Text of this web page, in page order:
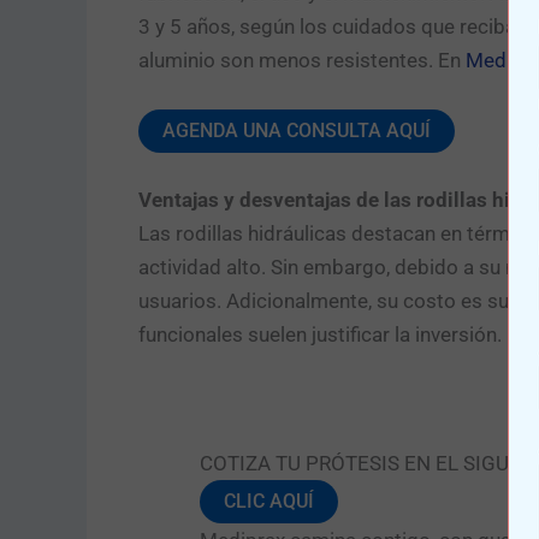
3 y 5 años, según los cuidados que reciba
aluminio son menos resistentes. En
AGENDA UNA CONSULTA AQUÍ
Ventajas y desventajas de las rodillas
Las rodillas hidráulicas destacan en
actividad alto. Sin embargo, debido a su
usuarios. Adicionalmente, su costo es
funcionales suelen justificar la inversión.
COTIZA TU PRÓTESIS EN EL
CLIC AQUÍ